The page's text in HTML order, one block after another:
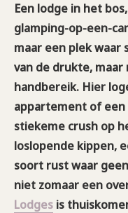
Een lodge in het
glamping-op-een-
maar een plek waar
van de drukte,
handbereik. Hier
appartement of
stiekeme crush op
loslopende kippen,
soort rust waar
niet zomaar een
Lodges is